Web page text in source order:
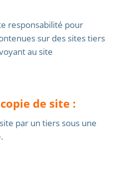
responsabilité pour
sur des sites tiers
au site
de site :
par un tiers sous une